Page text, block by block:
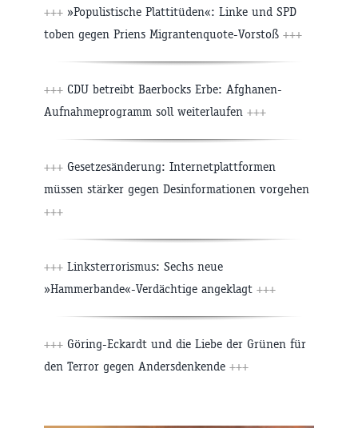
+++ »Populistische Plattitüden«: Linke und SPD
toben gegen Priens Migrantenquote-Vorstoß +++
+++ CDU betreibt Baerbocks Erbe: Afghanen-
Aufnahmeprogramm soll weiterlaufen +++
+++ Gesetzesänderung: Internetplattformen
müssen stärker gegen Desinformationen vorgehen
+++
+++ Linksterrorismus: Sechs neue
»Hammerbande«-Verdächtige angeklagt +++
+++ Göring-Eckardt und die Liebe der Grünen für
den Terror gegen Andersdenkende +++